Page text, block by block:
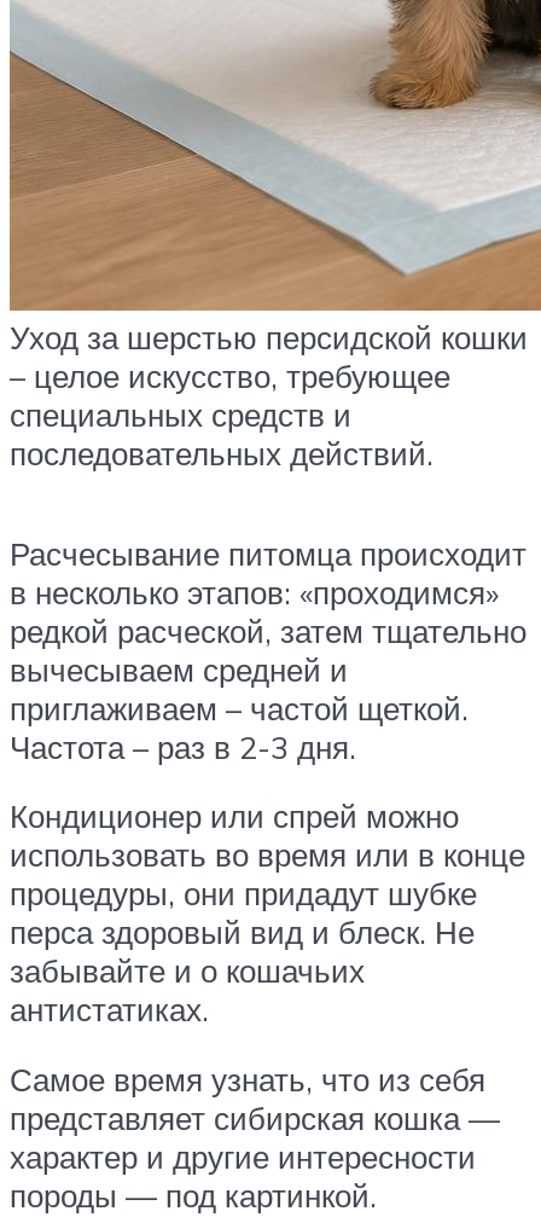
Уход за шерстью персидской кошки
– целое искусство, требующее
специальных средств и
последовательных действий.
Расчесывание питомца происходит
в несколько этапов: «проходимся»
редкой расческой, затем тщательно
вычесываем средней и
приглаживаем – частой щеткой.
Частота – раз в 2-3 дня.
Кондиционер или спрей можно
использовать во время или в конце
процедуры, они придадут шубке
перса здоровый вид и блеск. Не
забывайте и о кошачьих
антистатиках.
Самое время узнать, что из себя
представляет сибирская кошка —
характер и другие интересности
породы — под картинкой.